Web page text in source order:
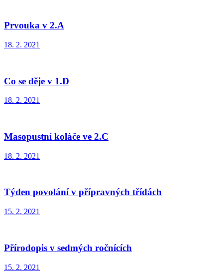
Prvouka v 2.A
18. 2. 2021
Co se děje v 1.D
18. 2. 2021
Masopustní koláče ve 2.C
18. 2. 2021
Týden povolání v přípravných třídách
15. 2. 2021
Přírodopis v sedmých ročnících
15. 2. 2021